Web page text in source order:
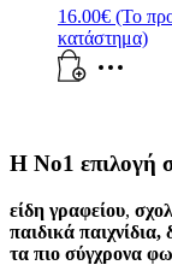
16.00€ (Το
κατάστημα)
Η Νο1 επιλογή
είδη γραφείου,
παιδικά παιχνίδια,
τα πιο σύγχρονα